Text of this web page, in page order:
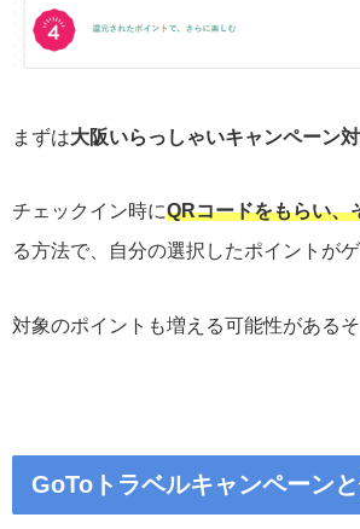
まずは大阪いらっしゃいキャンペーン
チェックイン時にQRコードをもらい、
る方法で、自分の選択したポイントが
対象のポイントも増える可能性があるそ
GoToトラベルキャンペーン